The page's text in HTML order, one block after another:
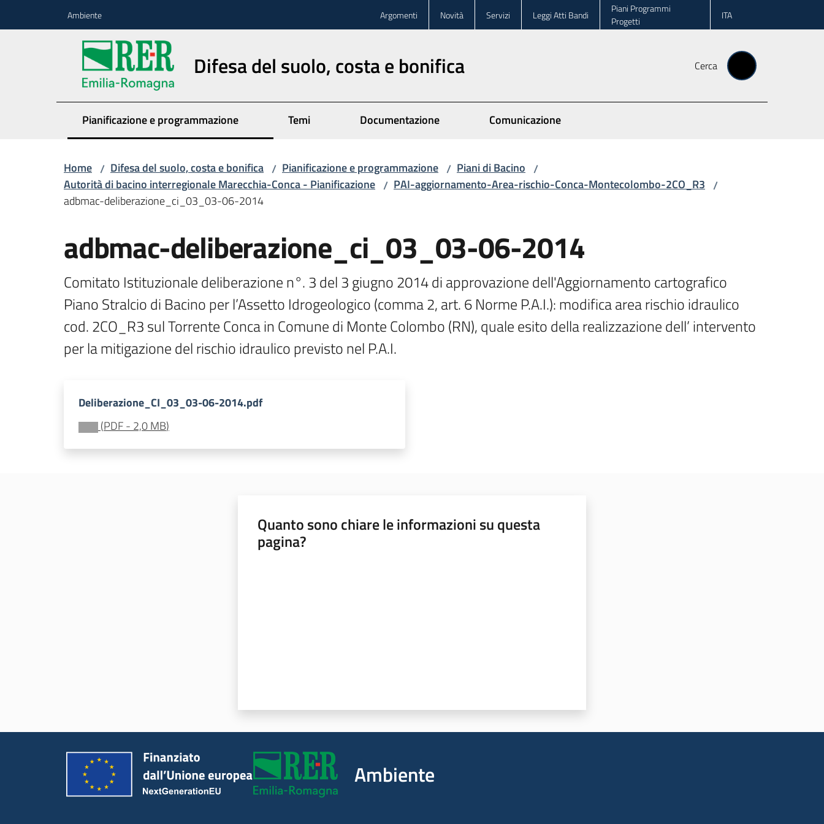
Ambiente Argomenti Novità Servizi Leggi Atti Bandi
Piani Programmi
Progetti
ITA
Difesa del suolo, costa e bonifica Cerca
Pianificazione e programmazione Temi Documentazione Comunicazione
Home / Difesa del suolo, costa e bonifica / Pianificazione e programmazione / Piani di Bacino /
Autorità di bacino interregionale Marecchia-Conca - Pianificazione / PAI-aggiornamento-Area-rischio-Conca-Montecolombo-2CO_R3 /
adbmac-deliberazione_ci_03_03-06-2014
adbmac-deliberazione_ci_03_03-06-2014
Comitato Istituzionale deliberazione n°. 3 del 3 giugno 2014 di approvazione dell'Aggiornamento cartografico
Piano Stralcio di Bacino per l’Assetto Idrogeologico (comma 2, art. 6 Norme P.A.I.): modifica area rischio idraulico
cod. 2CO_R3 sul Torrente Conca in Comune di Monte Colombo (RN), quale esito della realizzazione dell’ intervento
per la mitigazione del rischio idraulico previsto nel P.A.I.
Deliberazione_CI_03_03-06-2014.pdf
(PDF- 2,0 MB)
Quanto sono chiare le informazioni su questa
pagina?
Ambiente